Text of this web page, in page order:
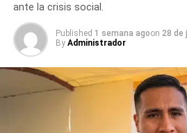
ante la crisis social.
Published 1 semana agoon 28 de
By Administrador